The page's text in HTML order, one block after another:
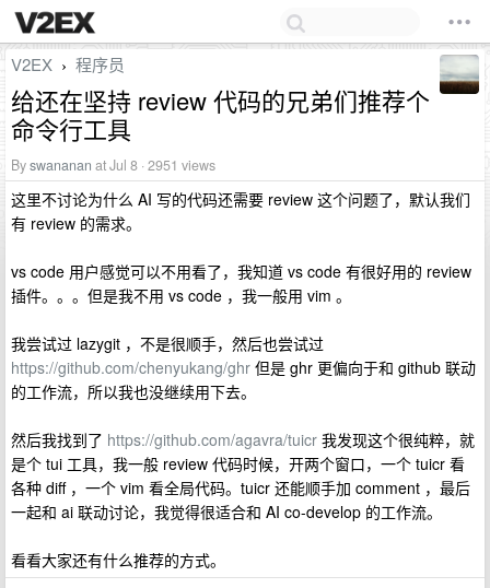
V2EX › 程序员
给还在坚持 review 代码的兄弟们推荐个
命令行工具
Byswananan at Jul 8 · 2951 views
这里不讨论为什么 AI 写的代码还需要 review 这个问题了，默认我们
有 review 的需求。
vs code 用户感觉可以不用看了，我知道 vs code 有很好用的 review
插件。。。但是我不用 vs code ，我一般用 vim 。
我尝试过 lazygit ，不是很顺手，然后也尝试过
https://github.com/chenyukang/ghr 但是 ghr 更偏向于和 github 联动
的工作流，所以我也没继续用下去。
然后我找到了 https://github.com/agavra/tuicr 我发现这个很纯粹，就
是个 tui 工具，我一般 review 代码时候，开两个窗口，一个 tuicr 看
各种 diff ，一个 vim 看全局代码。tuicr 还能顺手加 comment ，最后
一起和 ai 联动讨论，我觉得很适合和 AI co-develop 的工作流。
看看大家还有什么推荐的方式。